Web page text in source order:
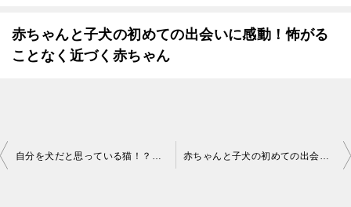
赤ちゃんと子犬の初めての出会いに感動！怖がる
ことなく近づく赤ちゃん
投
自分を犬だと思っている猫！？ボールを拾ってくるおりこうなロシア猫 赤ちゃんと子犬の初めての出会いに感動！怖がることなく近づく赤ちゃん